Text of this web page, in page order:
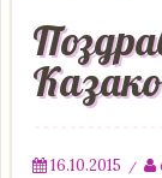
16.10.2015 /